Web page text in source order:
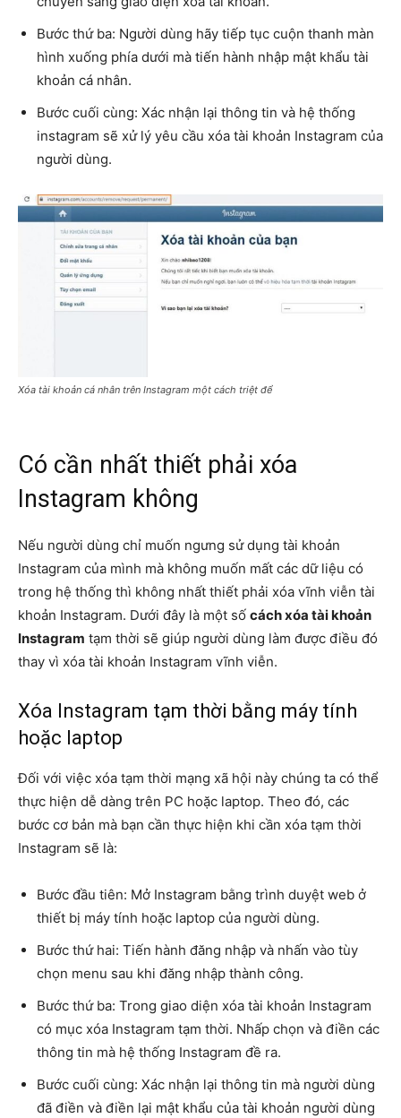
Bước thứ ba: Người dùng hãy tiếp tục cuộn thanh màn
hình xuống phía dưới mà tiến hành nhập mật khẩu tài
khoản cá nhân.
Bước cuối cùng: Xác nhận lại thông tin và hệ thống
instagram sẽ xử lý yêu cầu xóa tài khoản Instagram của
người dùng.
Xóa tài khoản cá nhân trên Instagram một cách triệt để
Có cần nhất thiết phải xóa
Instagram không
Nếu người dùng chỉ muốn ngưng sử dụng tài khoản
Instagram của mình mà không muốn mất các dữ liệu có
trong hệ thống thì không nhất thiết phải xóa vĩnh viễn tài
khoản Instagram. Dưới đây là một số cách xóa tài khoản
Instagram tạm thời sẽ giúp người dùng làm được điều đó
thay vì xóa tài khoản Instagram vĩnh viễn.
Xóa Instagram tạm thời bằng máy tính
hoặc laptop
Đối với việc xóa tạm thời mạng xã hội này chúng ta có thể
thực hiện dễ dàng trên PC hoặc laptop. Theo đó, các
bước cơ bản mà bạn cần thực hiện khi cần xóa tạm thời
Instagram sẽ là:
Bước đầu tiên: Mở Instagram bằng trình duyệt web ở
thiết bị máy tính hoặc laptop của người dùng.
Bước thứ hai: Tiến hành đăng nhập và nhấn vào tùy
chọn menu sau khi đăng nhập thành công.
Bước thứ ba: Trong giao diện xóa tài khoản Instagram
có mục xóa Instagram tạm thời. Nhấp chọn và điền các
thông tin mà hệ thống Instagram đề ra.
Bước cuối cùng: Xác nhận lại thông tin mà người dùng
đã điền và điền lại mật khẩu của tài khoản người dùng